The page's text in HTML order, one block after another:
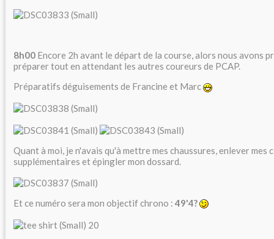
8h00 Encore 2h avant le départ de la course, alors nous avons
préparer tout en attendant les autres coureurs de PCAP.
Préparatifs déguisements de Francine et Marc
Quant à moi, je n'avais qu'à mettre mes chaussures, enlever mes
supplémentaires et épingler mon dossard.
Et ce numéro sera mon objectif chrono : 49'4?